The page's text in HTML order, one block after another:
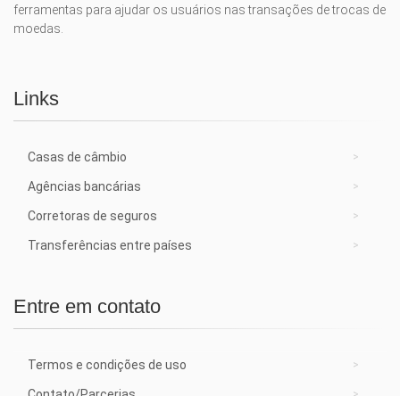
ferramentas para ajudar os usuários nas transações de trocas de
moedas.
Links
Casas de câmbio
Agências bancárias
Corretoras de seguros
Transferências entre países
Entre em contato
Termos e condições de uso